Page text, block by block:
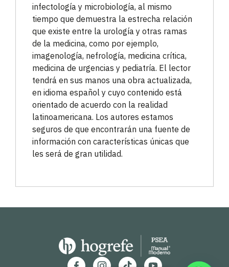
infectología y microbiología, al mismo
tiempo que demuestra la estrecha relación
que existe entre la urología y otras ramas
de la medicina, como por ejemplo,
imagenología, nefrología, medicina crítica,
medicina de urgencias y pediatría. El lector
tendrá en sus manos una obra actualizada,
en idioma español y cuyo contenido está
orientado de acuerdo con la realidad
latinoamericana. Los autores estamos
seguros de que encontrarán una fuente de
información con características únicas que
les será de gran utilidad.